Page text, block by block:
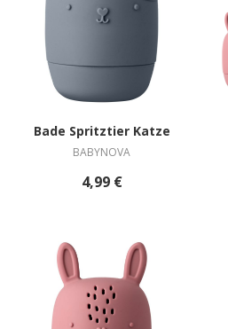
Bade Spritztier Katze
BABYNOVA
4,99 €